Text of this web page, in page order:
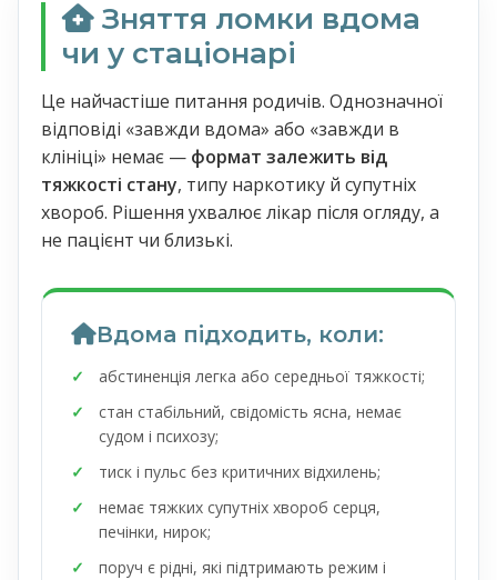
Зняття ломки вдома
чи у стаціонарі
Це найчастіше питання родичів. Однозначної
відповіді «завжди вдома» або «завжди в
клініці» немає — формат залежить від
тяжкості стану, типу наркотику й супутніх
хвороб. Рішення ухвалює лікар після огляду, а
не пацієнт чи близькі.
Вдома підходить, коли:
абстиненція легка або середньої тяжкості;
стан стабільний, свідомість ясна, немає
судом і психозу;
тиск і пульс без критичних відхилень;
немає тяжких супутніх хвороб серця,
печінки, нирок;
поруч є рідні, які підтримають режим і